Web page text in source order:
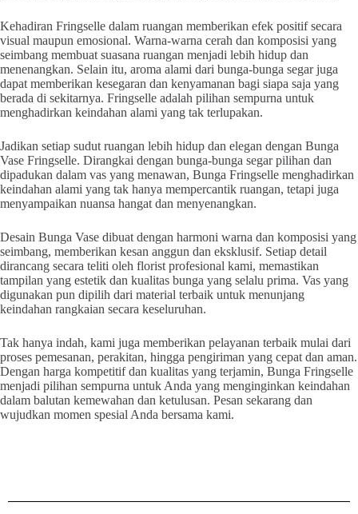
Kehadiran Fringselle dalam ruangan memberikan efek positif secara
visual maupun emosional. Warna-warna cerah dan komposisi yang
seimbang membuat suasana ruangan menjadi lebih hidup dan
menenangkan. Selain itu, aroma alami dari bunga-bunga segar juga
dapat memberikan kesegaran dan kenyamanan bagi siapa saja yang
berada di sekitarnya. Fringselle adalah pilihan sempurna untuk
menghadirkan keindahan alami yang tak terlupakan.
Jadikan setiap sudut ruangan lebih hidup dan elegan dengan Bunga
Vase Fringselle. Dirangkai dengan bunga-bunga segar pilihan dan
dipadukan dalam vas yang menawan, Bunga Fringselle menghadirkan
keindahan alami yang tak hanya mempercantik ruangan, tetapi juga
menyampaikan nuansa hangat dan menyenangkan.
Desain Bunga Vase dibuat dengan harmoni warna dan komposisi yang
seimbang, memberikan kesan anggun dan eksklusif. Setiap detail
dirancang secara teliti oleh florist profesional kami, memastikan
tampilan yang estetik dan kualitas bunga yang selalu prima. Vas yang
digunakan pun dipilih dari material terbaik untuk menunjang
keindahan rangkaian secara keseluruhan.
Tak hanya indah, kami juga memberikan pelayanan terbaik mulai dari
proses pemesanan, perakitan, hingga pengiriman yang cepat dan aman.
Dengan harga kompetitif dan kualitas yang terjamin, Bunga Fringselle
menjadi pilihan sempurna untuk Anda yang menginginkan keindahan
dalam balutan kemewahan dan ketulusan. Pesan sekarang dan
wujudkan momen spesial Anda bersama kami.